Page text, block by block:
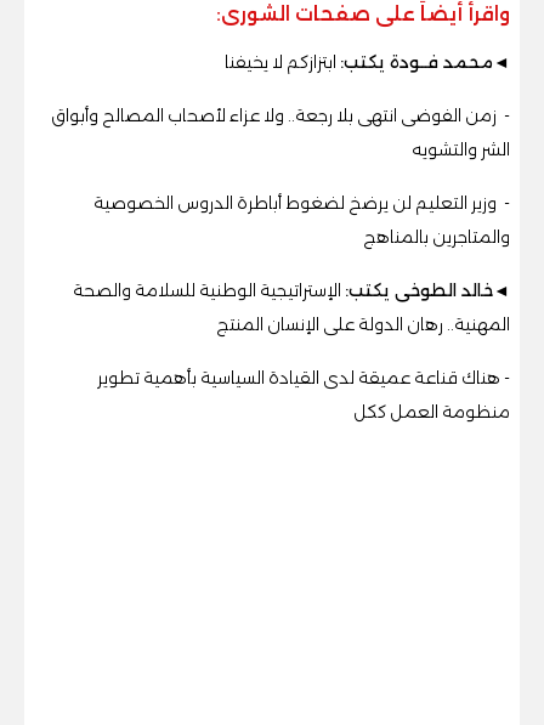
واقرأ أيضاً على صفحات الشورى:
◄محمد فــودة يكتب: ابتزازكم لا يخيفنا
- زمن الفوضى انتهى بلا رجعة.. ولا عزاء لأصحاب المصالح وأبواق
الشر والتشويه
- وزير التعليم لن يرضخ لضغوط أباطرة الدروس الخصوصية
والمتاجرين بالمناهج
◄خالد الطوخى يكتب: الإستراتيجية الوطنية للسلامة والصحة
المهنية.. رهان الدولة على الإنسان المنتج
- هناك قناعة عميقة لدى القيادة السياسية بأهمية تطوير
منظومة العمل ككل